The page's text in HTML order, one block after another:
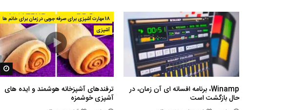
Winamp، برنامه افسانه ای آن زمان، در
حال بازگشت است
18 مهارت آشپزی برای صرفه جویی در زمان برای خانم ها
آشپزی
ترفندهای آشپزخانه هوشمند و ایده های
آشپزی خوشمزه